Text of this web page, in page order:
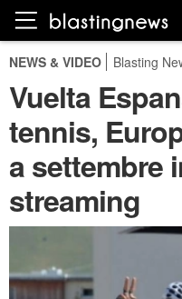
NEWS & VIDEO Blasting
Vuelta
tennis,
a settembre
streaming